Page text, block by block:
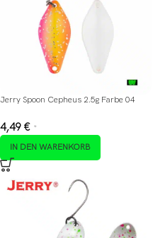
Jerry Spoon Cepheus 2.5g Farbe 04
4,49 € *
IN DEN WARENKORB